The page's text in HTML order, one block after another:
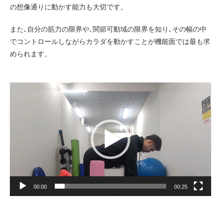
の想像通りに動かす能力も大切です。
また､自分の筋力の限界や､関節可動域の限界を知り､その幅の中
でコントロールしながらカラダを動かすことが機能面では最も求
められます。
00:00 00:25